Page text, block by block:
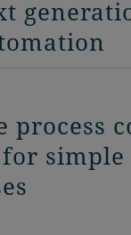
process
simple